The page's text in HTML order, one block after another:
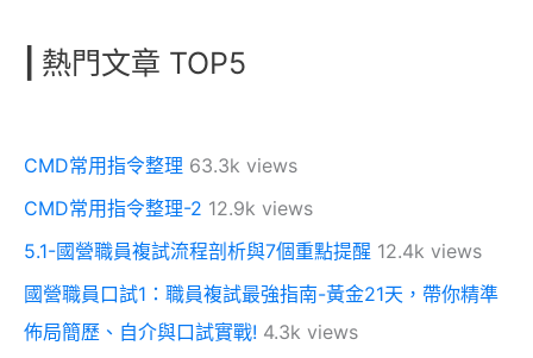
熱門文章 TOP5
CMD常用指令整理 63.3k views
CMD常用指令整理-2 12.9k views
5.1-國營職員複試流程剖析與7個重點提醒 12.4k views
國營職員口試1：職員複試最強指南-黃金21天，帶你精準
佈局簡歷、自介與口試實戰! 4.3k views